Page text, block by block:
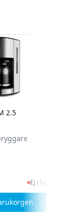
olika program -
2.5
Ej i lager, besök
Ej i lager
, Andersson CEM